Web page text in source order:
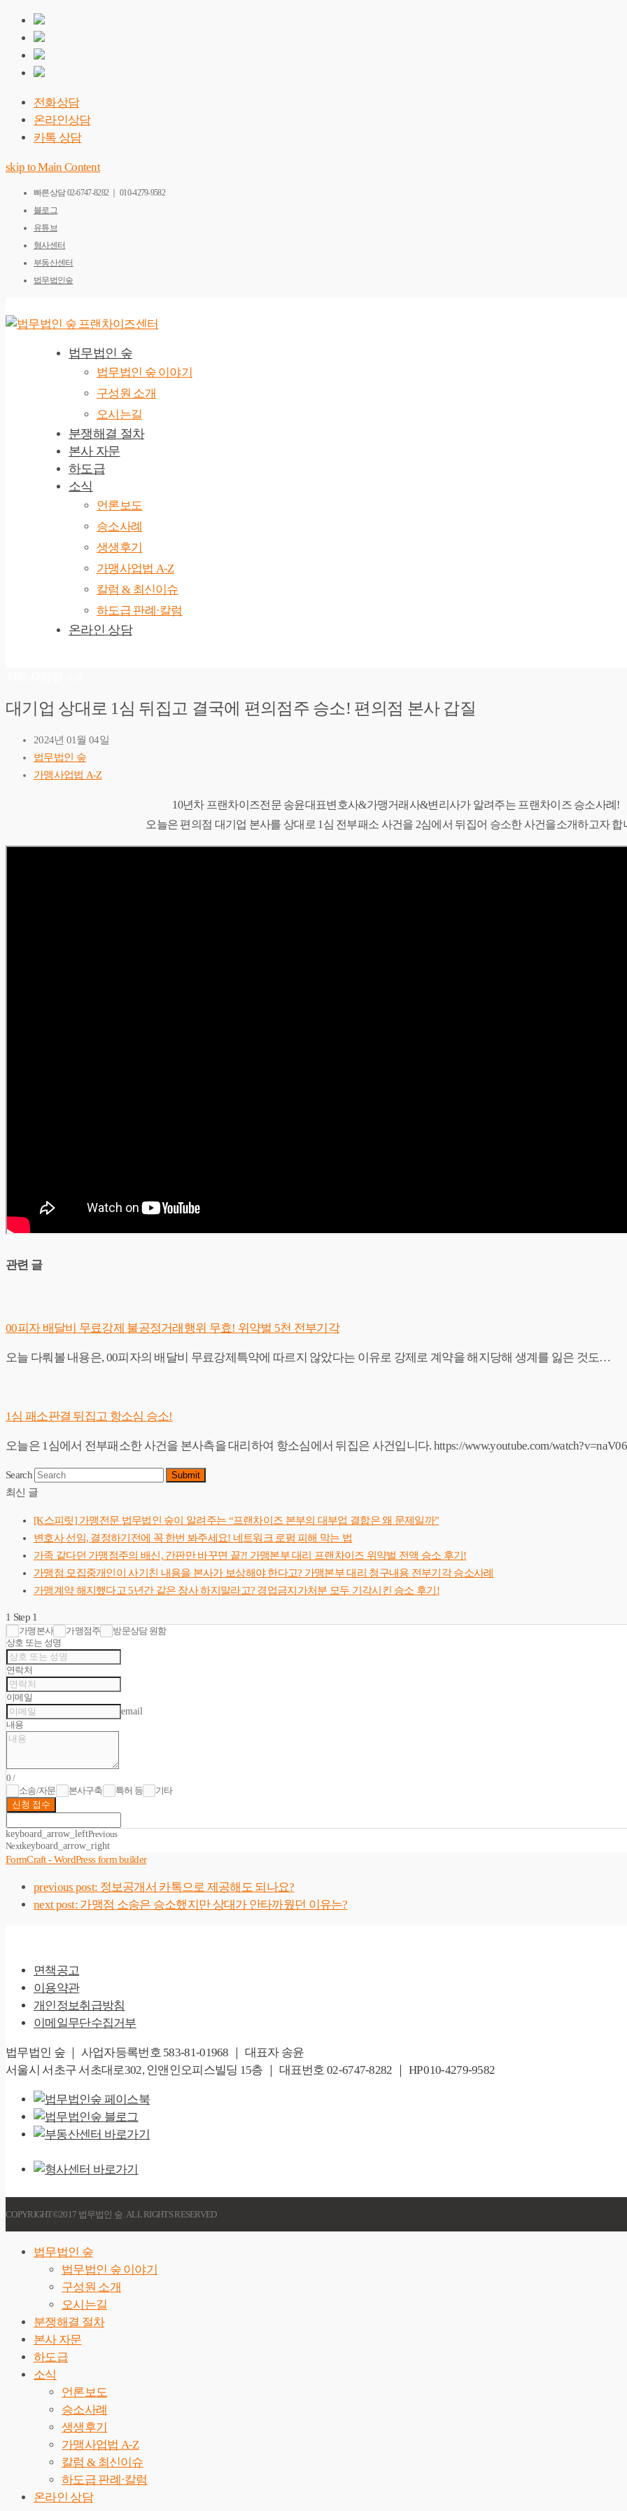
전화상담
온라인상담
카톡 상담
skip to Main Content
빠른상담02-6747-8282 ｜ 010-4279-9582
블로그
유튜브
형사센터
부동산센터
법무법인숲
법무법인 숲
법무법인 숲 이야기
구성원 소개
오시는길
분쟁해결 절차
본사 자문
하도급
소식
언론보도
승소사례
생생후기
가맹사업법 A-Z
칼럼 & 최신이슈
하도급 판례·칼럼
온라인 상담
대기업 상대로 1심 뒤집고 결국에 편의점주 승소! 편의점 본사 갑질
2024년 01월 04일
법무법인 숲
가맹사업법 A-Z
10년차 프랜차이즈전문 송윤대표변호사&가맹거래사&변리사가 알려주는 프랜차이즈 승소사례!
오늘은 편의점 대기업 본사를 상대로 1심 전부패소 사건을 2심에서 뒤집어 승소한 사건을소개하고자 합
관련 글
00피자 배달비 무료강제 불공정거래행위 무효! 위약벌 5천 전부기각
오늘 다뤄볼 내용은, 00피자의 배달비 무료강제특약에 따르지 않았다는 이유로 강제로 계약을 해지당해 생계를 잃은 것도…
1심 패소판결 뒤집고 항소심 승소!
오늘은 1심에서 전부패소한 사건을 본사측을 대리하여 항소심에서 뒤집은 사건입니다. https://www.youtube.com/
Search Submit
최신 글
[K스피릿] 가맹전문 법무법인 숲이 알려주는 “프랜차이즈 본부의 대부업 결합은 왜 문제일까”
변호사 선임, 결정하기전에 꼭 한번 봐주세요! 네트워크 로펌 피해 막는 법
가족 같다던 가맹점주의 배신, 간판만 바꾸면 끝?! 가맹본부 대리 프랜차이즈 위약벌 전액 승소 후기!
가맹점 모집중개인이 사기친 내용을 본사가 보상해야 한다고? 가맹본부 대리 청구내용 전부기각 승소사례
가맹계약 해지했다고 5년간 같은 장사 하지말라고? 경업금지가처분 모두 기각시킨 승소 후기!
1 Step 1
가맹본사 가맹점주
방문상담 원함
상호 또는 성명
연락처
이메일
email
내용
0 /
소송/자문
본사구축 특허 등
기타
신청 접수
keyboard_arrow_leftPrevious
Nextkeyboard_arrow_right
FormCraft - WordPress form builder
previous post: 정보공개서 카톡으로 제공해도 되나요?
next post: 가맹점 소송은 승소했지만 상대가 안타까웠던 이유는?
면책공고
이용약관
개인정보취급방침
이메일무단수집거부
법무법인 숲 ｜ 사업자등록번호 583-81-01968 ｜ 대표자 송윤
서울시 서초구 서초대로302, 인앤인오피스빌딩 15층 ｜ 대표번호 02-6747-8282 ｜ HP 010-4279-9582
COPYRIGHT©2017 법무법인 숲. ALL RIGHTS RESERVED
법무법인 숲
법무법인 숲 이야기
구성원 소개
오시는길
분쟁해결 절차
본사 자문
하도급
소식
언론보도
승소사례
생생후기
가맹사업법 A-Z
칼럼 & 최신이슈
하도급 판례·칼럼
온라인 상담